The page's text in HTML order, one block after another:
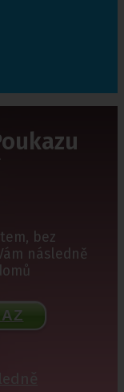
bez
následně